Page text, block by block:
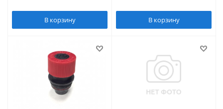
В корзину В корзину